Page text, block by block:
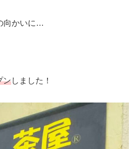
向かいに…
ンしました！